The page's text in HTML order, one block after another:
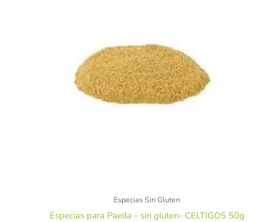
Especias Sin Gluten
Especias para Paella – sin gluten- CELTIGOS 50g